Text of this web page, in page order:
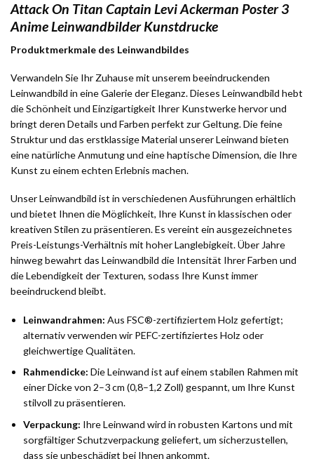
Attack On Titan Captain Levi Ackerman Poster 3
Anime Leinwandbilder Kunstdrucke
Produktmerkmale des Leinwandbildes
Verwandeln Sie Ihr Zuhause mit unserem beeindruckenden
Leinwandbild in eine Galerie der Eleganz. Dieses Leinwandbild hebt
die Schönheit und Einzigartigkeit Ihrer Kunstwerke hervor und
bringt deren Details und Farben perfekt zur Geltung. Die feine
Struktur und das erstklassige Material unserer Leinwand bieten
eine natürliche Anmutung und eine haptische Dimension, die Ihre
Kunst zu einem echten Erlebnis machen.
Unser Leinwandbild ist in verschiedenen Ausführungen erhältlich
und bietet Ihnen die Möglichkeit, Ihre Kunst in klassischen oder
kreativen Stilen zu präsentieren. Es vereint ein ausgezeichnetes
Preis-Leistungs-Verhältnis mit hoher Langlebigkeit. Über Jahre
hinweg bewahrt das Leinwandbild die Intensität Ihrer Farben und
die Lebendigkeit der Texturen, sodass Ihre Kunst immer
beeindruckend bleibt.
Leinwandrahmen: Aus FSC®-zertifiziertem Holz gefertigt;
alternativ verwenden wir PEFC-zertifiziertes Holz oder
gleichwertige Qualitäten.
Rahmendicke: Die Leinwand ist auf einem stabilen Rahmen mit
einer Dicke von 2–3 cm (0,8–1,2 Zoll) gespannt, um Ihre Kunst
stilvoll zu präsentieren.
Verpackung: Ihre Leinwand wird in robusten Kartons und mit
sorgfältiger Schutzverpackung geliefert, um sicherzustellen,
dass sie unbeschädigt bei Ihnen ankommt.